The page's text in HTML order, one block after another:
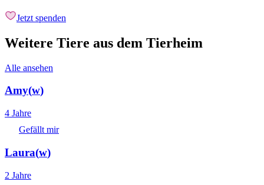
Jetzt spenden
Weitere Tiere aus dem Tierheim
Alle ansehen
Amy(w)
4 Jahre
Gefällt mir
Laura(w)
2 Jahre